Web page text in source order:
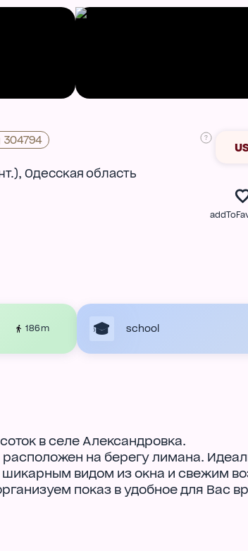
304794
, Одесская область
186 m school
в селе Александровка.
на берегу лимана.
видом из окна и свежим
показ в удобное для Вас